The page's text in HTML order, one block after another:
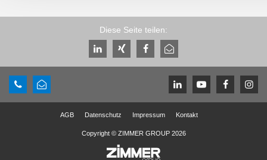
Diese Seite teilen:
AGB Datenschutz Impressum Kontakt
Copyright © ZIMMER GROUP 2026